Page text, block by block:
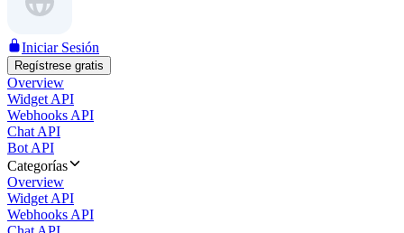
Iniciar Sesión
Regístrese gratis
Overview
Widget API
Webhooks API
Chat API
Bot API
Categorías
Overview
Widget API
Webhooks API